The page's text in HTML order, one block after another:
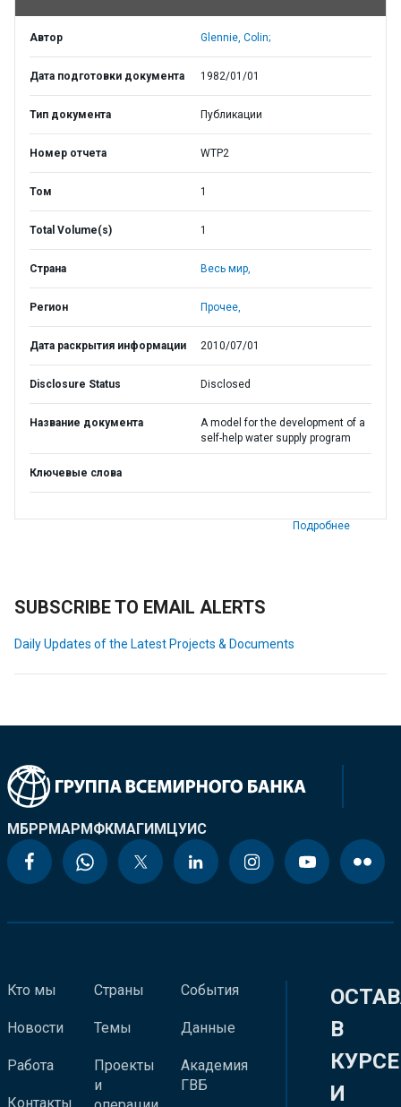
Автор Glennie, Colin;
Дата подготовки документа 1982/01/01
Тип документа Публикации
Номер отчета WTP2
Том 1
Total Volume(s) 1
Страна Весь мир,
Регион Прочее,
Дата раскрытия информации 2010/07/01
Disclosure Status Disclosed
Название документа
A model for the development of a
self-help water supply program
Ключевые слова
Подробнее
SUBSCRIBE TO EMAIL ALERTS
Daily Updates of the Latest Projects & Documents
МБРРМАРМФКМАГИМЦУИС
Кто мы
Новости
Работа
Контакты
Страны
Темы
Проекты
и
События
Данные
Академия
ГВБ
В
КУРСЕ
И